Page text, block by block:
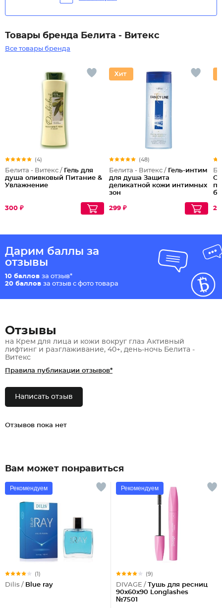
Товары бренда Белита - Витекс
Все товары бренда
(4)
Белита - Витекс / Гель для
душа оливковый Питание &
Увлажнение
300 ₽
(48)
Белита - Витекс / Гель-интим
для душа Защита
деликатной кожи интимных
зон
299 ₽
Дарим баллы за
отзывы
10 баллов за отзыв*
20 баллов за отзыв с фото товара
Отзывы
на Крем для лица и кожи вокруг глаз Активный
лифтинг и разглаживание, 40+, день-ночь Белита -
Витекс
Правила публикации отзывов*
Написать отзыв
Отзывов пока нет
Вам может понравиться
Рекомендуем
(1)
Dilis / Blue ray
Рекомендуем
(9)
DIVAGE / Тушь для ресниц
90x60x90 Longlashes
№7501